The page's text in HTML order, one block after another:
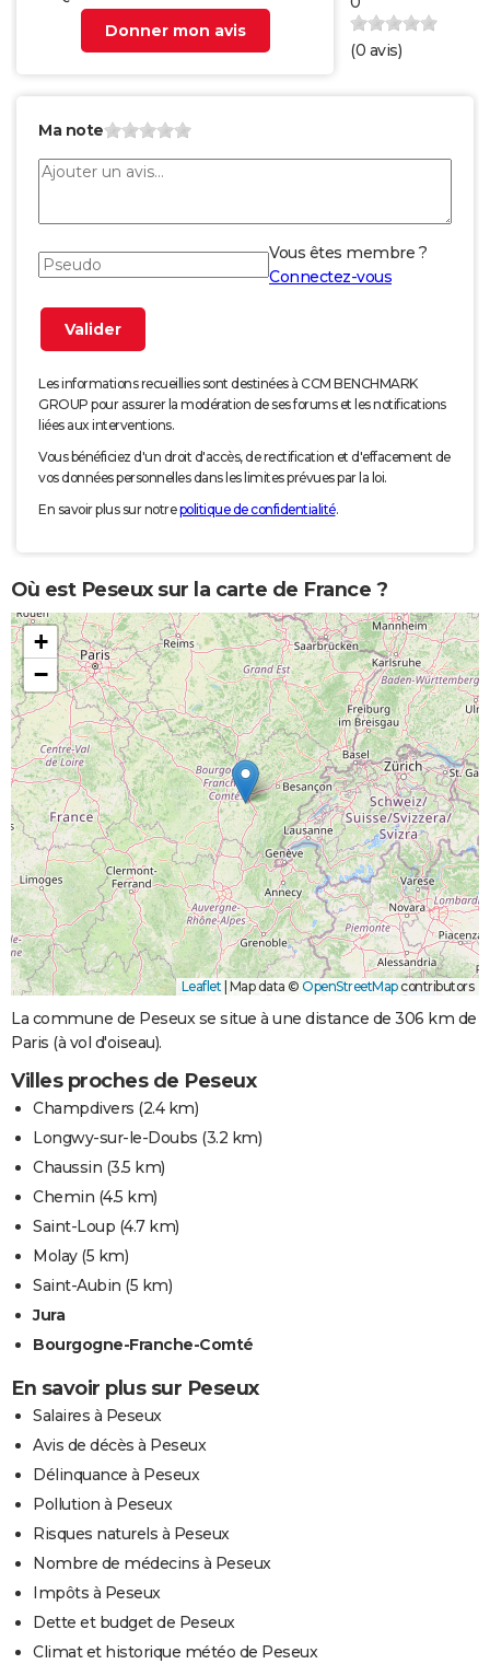
Donner mon avis
(0 avis)
Ma note
Vous êtes membre ?
Connectez-vous
Les informations recueillies sont destinées à CCM BENCHMARK
GROUP pour assurer la modération de ses forums et les notifications
liées aux interventions.
Vous bénéficiez d'un droit d'accès, de rectification et d'effacement de
vos données personnelles dans les limites prévues par la loi.
En savoir plus sur notrepolitique de confidentialité.
Où est Peseux sur la carte de France ?
+
−
Leaflet Map data © OpenStreetMapcontributors
La commune de Peseux se situe à une distance de 306 km de
Paris (à vol d'oiseau).
Villes proches de Peseux
Champdivers (2.4 km)
Longwy-sur-le-Doubs (3.2 km)
Chaussin (3.5 km)
Chemin (4.5 km)
Saint-Loup (4.7 km)
Molay(5 km)
Saint-Aubin (5 km)
Jura
Bourgogne-Franche-Comté
En savoir plus sur Peseux
Salaires à Peseux
Avis de décès à Peseux
Délinquance à Peseux
Pollution à Peseux
Risques naturels à Peseux
Nombre de médecins à Peseux
Impôts à Peseux
Dette et budget de Peseux
Climat et historique météo de Peseux